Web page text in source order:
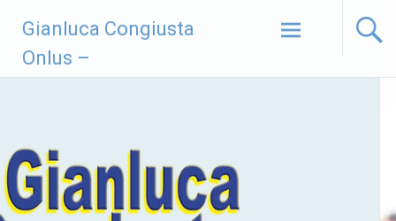
contenuto
Gianluca Congiusta
Onlus –